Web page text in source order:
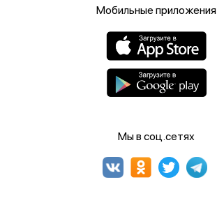
Мобильные приложения
Мы в соц.сетях